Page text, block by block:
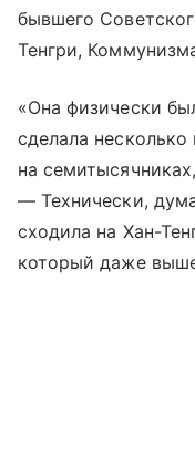
бывшего
Тенгри,
«Она физически
сделала
на
— Технически,
сходила на Хан-
который даже